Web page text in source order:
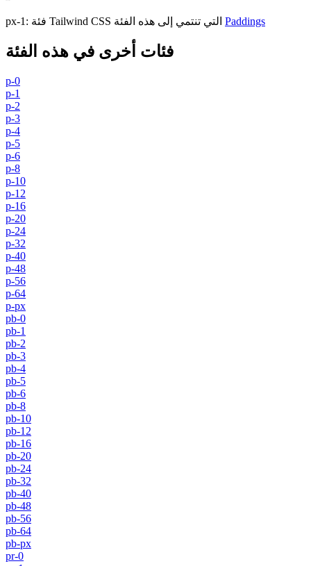
px-1 : فئة Tailwind CSS التي تنتمي إلى هذه الفئة Paddings
فئات أخرى في هذه الفئة
p-0
p-1
p-2
p-3
p-4
p-5
p-6
p-8
p-10
p-12
p-16
p-20
p-24
p-32
p-40
p-48
p-56
p-64
p-px
pb-0
pb-1
pb-2
pb-3
pb-4
pb-5
pb-6
pb-8
pb-10
pb-12
pb-16
pb-20
pb-24
pb-32
pb-40
pb-48
pb-56
pb-64
pb-px
pr-0